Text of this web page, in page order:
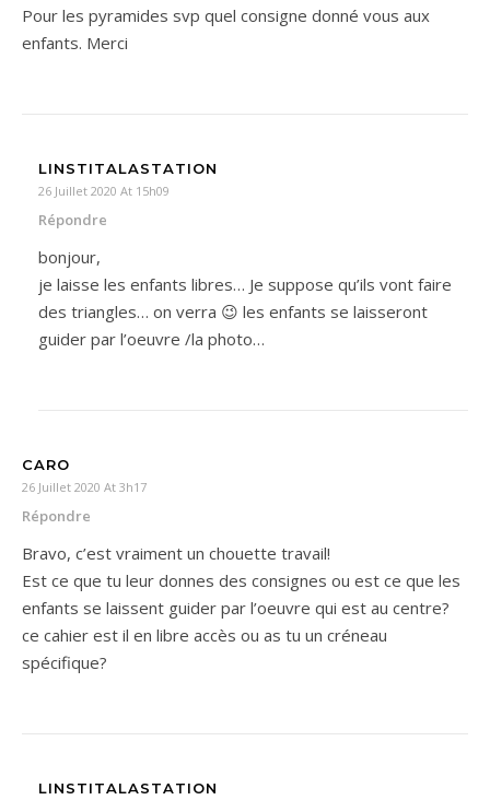
Pour les pyramides svp quel consigne donné vous aux
enfants. Merci
LINSTITALASTATION
26 Juillet 2020 At 15h09
Répondre
bonjour,
je laisse les enfants libres… Je suppose qu’ils vont faire
des triangles… on verra 😉 les enfants se laisseront
guider par l’oeuvre /la photo…
CARO
26 Juillet 2020 At 3h17
Répondre
Bravo, c’est vraiment un chouette travail!
Est ce que tu leur donnes des consignes ou est ce que les
enfants se laissent guider par l’oeuvre qui est au centre?
ce cahier est il en libre accès ou as tu un créneau
spécifique?
LINSTITALASTATION